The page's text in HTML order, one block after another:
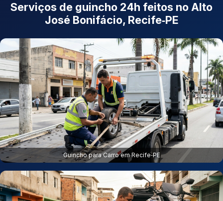
Serviços de guincho 24h feitos no Alto
José Bonifácio, Recife‑PE
Guincho para Carro em Recife‑PE